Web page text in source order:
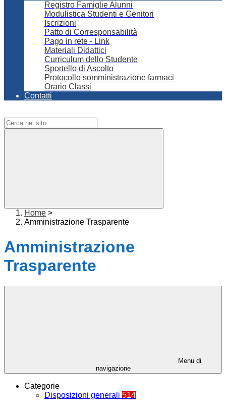
Registro Famiglie Alunni
Modulistica Studenti e Genitori
Iscrizioni
Patto di Corresponsabilità
Pago in rete - Link
Materiali Didattici
Curriculum dello Studente
Sportello di Ascolto
Protocollo somministrazione farmaci
Orario Classi
Contatti
Home >
Amministrazione Trasparente
Amministrazione
Trasparente
Menu di
navigazione
Categorie
Disposizioni generali 514